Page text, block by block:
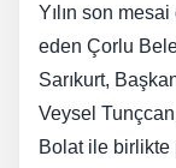
Yılın son
eden Çorlu
Sarıkurt,
Veysel
Bolat ile birlikte